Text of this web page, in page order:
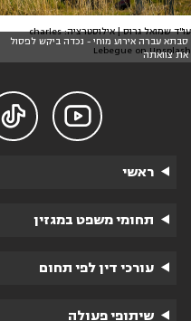
סבתא עברה אירוע מוחי - נכדה ביקש לפסול
את צוואתה
עו"ד שמואל גרוס | אילוסטרציה: charles
Lebegue on Unsplash


ראשי
תחומי משפט במגזין
עורכי דין לפי תחום
שיתופי פעולה